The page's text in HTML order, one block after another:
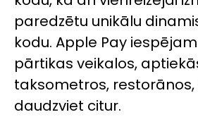
paredzētu unikālu
kodu. Apple Pay
pārtikas veikalos,
taksometros,
daudzviet citur.